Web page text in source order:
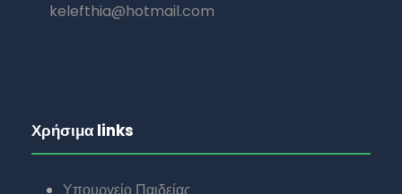
kelefthia@hotmail.com
Χρήσιμα links